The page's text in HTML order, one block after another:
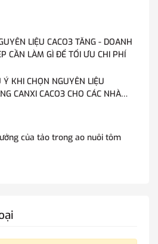
LIỆU CACO3 TĂNG - DOANH
CẦN LÀM GÌ ĐỂ TỐI ƯU CHI PHÍ
Ý KHI CHỌN NGUYÊN LIỆU
CANXI CACO3 CHO CÁC NHÀ
của tảo trong ao nuôi tôm